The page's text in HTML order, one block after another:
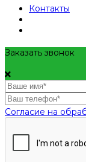
Контакты
Заказать звонок
Согласие на